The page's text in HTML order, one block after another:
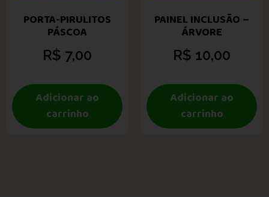
PORTA-PIRULITOS
PÁSCOA
R$ 7,00
Adicionar ao
carrinho
PAINEL INCLUSÃO –
ÁRVORE
R$ 10,00
Adicionar ao
carrinho